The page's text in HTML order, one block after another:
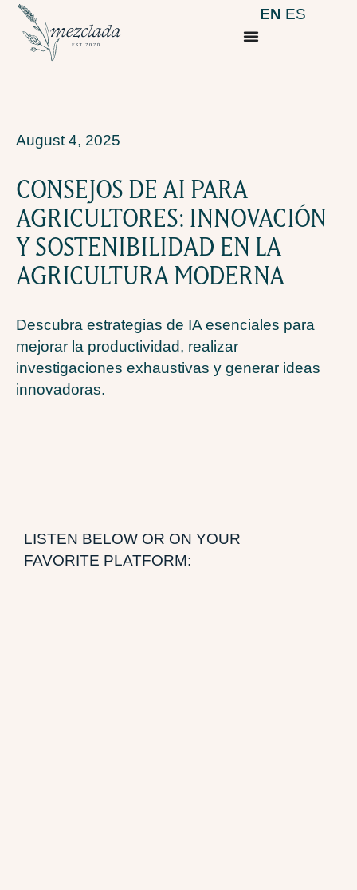
EN ES
August 4, 2025
CONSEJOS DE AI PARA
AGRICULTORES: INNOVACIÓN
Y SOSTENIBILIDAD EN LA
AGRICULTURA MODERNA
Descubra estrategias de IA esenciales para
mejorar la productividad, realizar
investigaciones exhaustivas y generar ideas
innovadoras.
LISTEN BELOW OR ON YOUR
FAVORITE PLATFORM: